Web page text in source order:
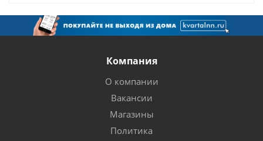
Компания
О компании
Вакансии
Магазины
Политика